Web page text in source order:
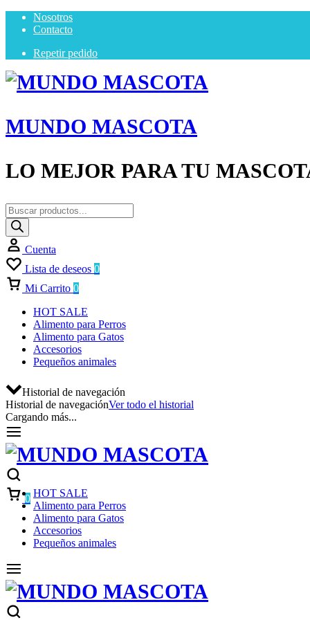
Nosotros
Contacto
Repetir pedido
MUNDO MASCOTA
LO MEJOR PARA TU
Cuenta
Lista de deseos 0
Mi Carrito 0
HOT SALE
Alimento para Perros
Alimento para Gatos
Accesorios
Pequeños animales
Historial de navegación
Historial de navegaciónVer todo el historial
Cargando más...
0 HOT SALE
Alimento para Perros
Alimento para Gatos
Accesorios
Pequeños animales